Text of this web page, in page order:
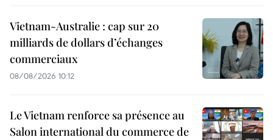
Vietnam-Australie : cap sur 20
milliards de dollars d’échanges
commerciaux
08/08/2026 10:12
Le Vietnam renforce sa présence au
Salon international du commerce de